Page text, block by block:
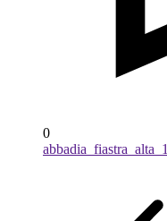
0
abbadia_fiastra_alta_1